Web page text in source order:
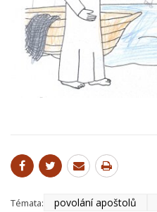
Témata: povolání apoštolů